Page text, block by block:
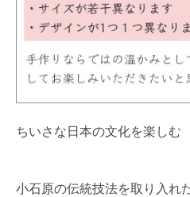
ちいさな日本の文化を楽しむ
小石原の伝統技法を取り入れ